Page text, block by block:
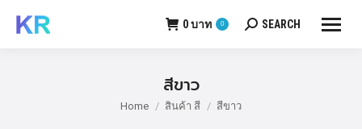
0บาท 0 Search:
SEARCH
สีขาว
You are here:
Home สินค้า สี สีขาว